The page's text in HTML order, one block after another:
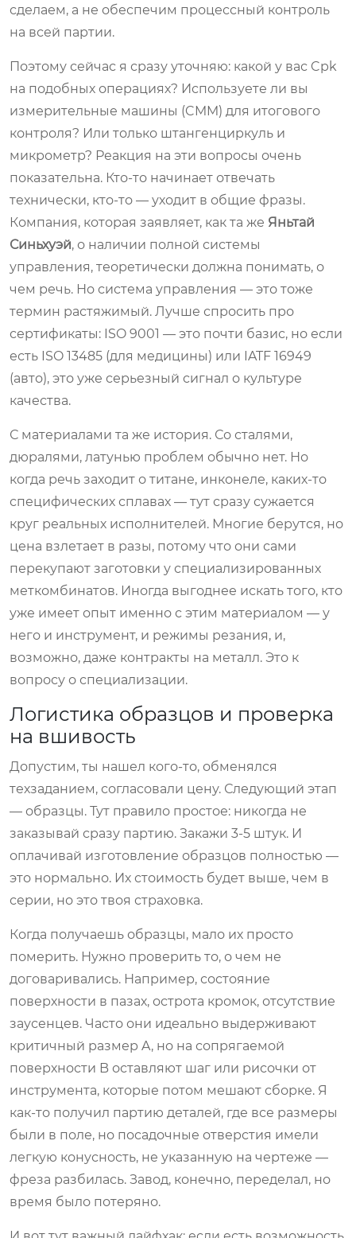
сделаем, а не обеспечим процессный контроль
на всей партии.
Поэтому сейчас я сразу уточняю: какой у вас Cpk
на подобных операциях? Используете ли вы
измерительные машины (CMM) для итогового
контроля? Или только штангенциркуль и
микрометр? Реакция на эти вопросы очень
показательна. Кто-то начинает отвечать
технически, кто-то — уходит в общие фразы.
Компания, которая заявляет, как та же Яньтай
Синьхуэй, о наличии полной системы
управления, теоретически должна понимать, о
чем речь. Но система управления — это тоже
термин растяжимый. Лучше спросить про
сертификаты: ISO 9001 — это почти базис, но если
есть ISO 13485 (для медицины) или IATF 16949
(авто), это уже серьезный сигнал о культуре
качества.
С материалами та же история. Со сталями,
дюралями, латунью проблем обычно нет. Но
когда речь заходит о титане, инконеле, каких-то
специфических сплавах — тут сразу сужается
круг реальных исполнителей. Многие берутся, но
цена взлетает в разы, потому что они сами
перекупают заготовки у специализированных
меткомбинатов. Иногда выгоднее искать того, кто
уже имеет опыт именно с этим материалом — у
него и инструмент, и режимы резания, и,
возможно, даже контракты на металл. Это к
вопросу о специализации.
Логистика образцов и проверка
на вшивость
Допустим, ты нашел кого-то, обменялся
техзаданием, согласовали цену. Следующий этап
— образцы. Тут правило простое: никогда не
заказывай сразу партию. Закажи 3-5 штук. И
оплачивай изготовление образцов полностью —
это нормально. Их стоимость будет выше, чем в
серии, но это твоя страховка.
Когда получаешь образцы, мало их просто
померить. Нужно проверить то, о чем не
договаривались. Например, состояние
поверхности в пазах, острота кромок, отсутствие
заусенцев. Часто они идеально выдерживают
критичный размер A, но на сопрягаемой
поверхности B оставляют шаг или рисочки от
инструмента, которые потом мешают сборке. Я
как-то получил партию деталей, где все размеры
были в поле, но посадочные отверстия имели
легкую конусность, не указанную на чертеже —
фреза разбилась. Завод, конечно, переделал, но
время было потеряно.